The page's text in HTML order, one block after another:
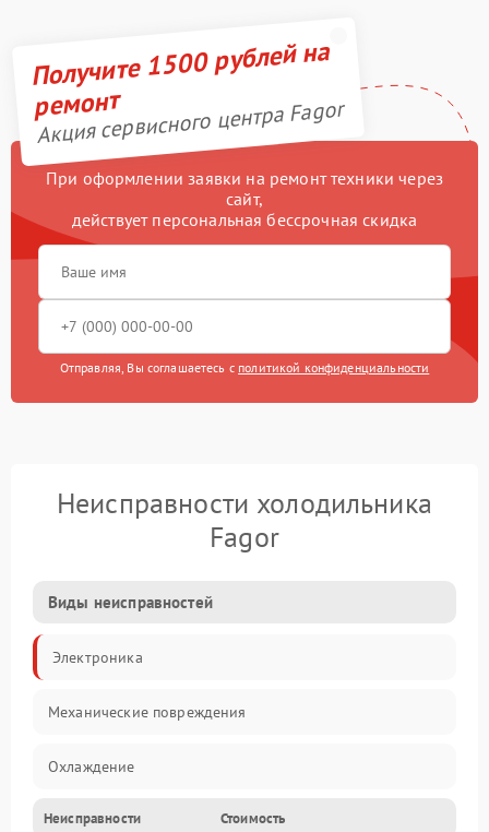
Получите 1500 рублей на
ремонт
Акция сервисного центра Fagor
При оформлении заявки на ремонт техники через
сайт,
действует персональная бессрочная скидка
Отправляя, Вы соглашаетесь с политикой конфиденциальности
Неисправности холодильника
Fagor
Виды неисправностей
Электроника
Механические повреждения
Охлаждение
Механика
Неисправности Стоимость